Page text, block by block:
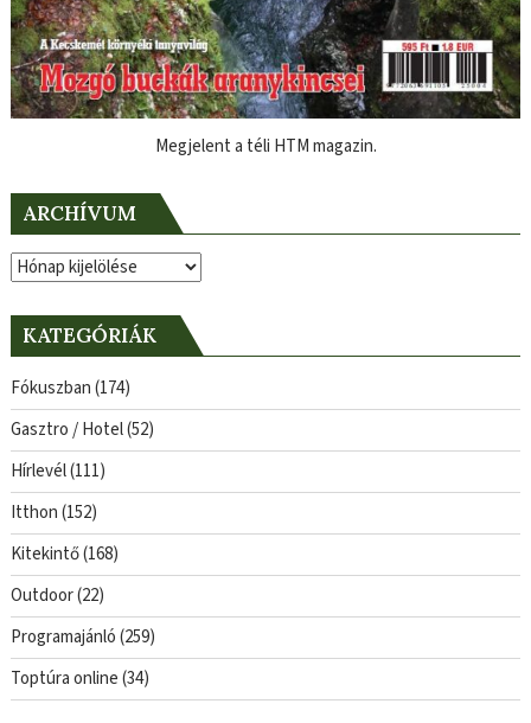
Megjelent a téli HTM magazin.
ARCHÍVUM
Archívum
KATEGÓRIÁK
Fókuszban(174)
Gasztro / Hotel(52)
Hírlevél(111)
Itthon(152)
Kitekintő(168)
Outdoor(22)
Programajánló(259)
Toptúra online(34)